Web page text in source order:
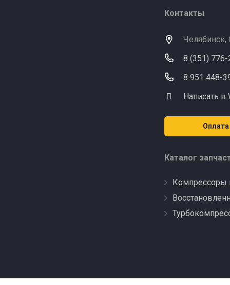
Контакты
Челябинск,
8 (351)
8 951 448-
Написать в
Оплата
Каталог
Компрессоры